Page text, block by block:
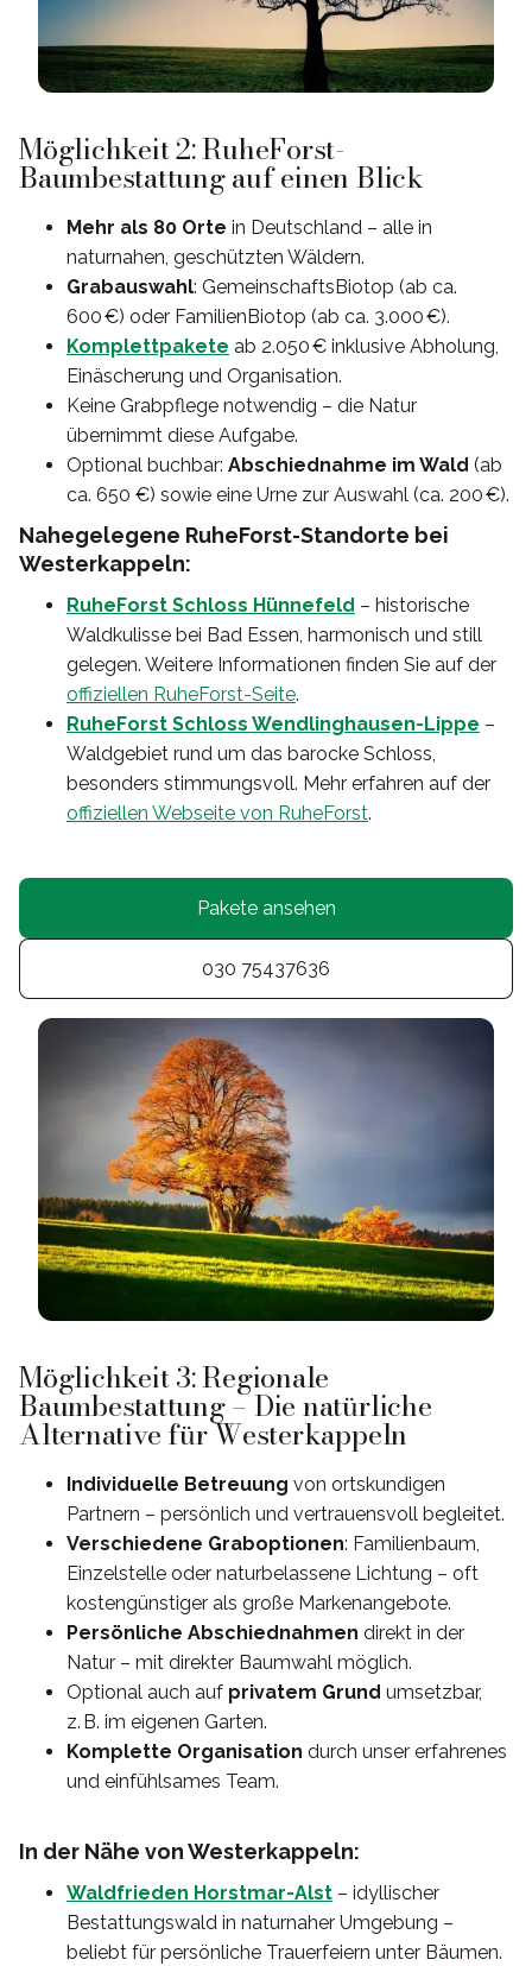
Möglichkeit 2: RuheForst-
Baumbestattung auf einen Blick
Mehr als 80 Orte in Deutschland – alle in
naturnahen, geschützten Wäldern.
Grabauswahl: GemeinschaftsBiotop (ab ca.
600 €) oder FamilienBiotop (ab ca. 3.000 €).
Komplettpakete ab 2.050 € inklusive Abholung,
Einäscherung und Organisation.
Keine Grabpflege notwendig – die Natur
übernimmt diese Aufgabe.
Optional buchbar: Abschiednahme im Wald (ab
ca. 650 €) sowie eine Urne zur Auswahl (ca. 200 €).
Nahegelegene RuheForst-Standorte bei
Westerkappeln:
RuheForst Schloss Hünnefeld – historische
Waldkulisse bei Bad Essen, harmonisch und still
gelegen. Weitere Informationen finden Sie auf der
offiziellen RuheForst-Seite.
RuheForst Schloss Wendlinghausen-Lippe –
Waldgebiet rund um das barocke Schloss,
besonders stimmungsvoll. Mehr erfahren auf der
offiziellen Webseite von RuheForst.
Pakete ansehen
030 75437636
Möglichkeit 3: Regionale
Baumbestattung – Die natürliche
Alternative für Westerkappeln
Individuelle Betreuung von ortskundigen
Partnern – persönlich und vertrauensvoll begleitet.
Verschiedene Graboptionen: Familienbaum,
Einzelstelle oder naturbelassene Lichtung – oft
kostengünstiger als große Markenangebote.
Persönliche Abschiednahmen direkt in der
Natur – mit direkter Baumwahl möglich.
Optional auch auf privatem Grund umsetzbar,
z. B. im eigenen Garten.
Komplette Organisation durch unser erfahrenes
und einfühlsames Team.
In der Nähe von Westerkappeln:
Waldfrieden Horstmar-Alst – idyllischer
Bestattungswald in naturnaher Umgebung –
beliebt für persönliche Trauerfeiern unter Bäumen.